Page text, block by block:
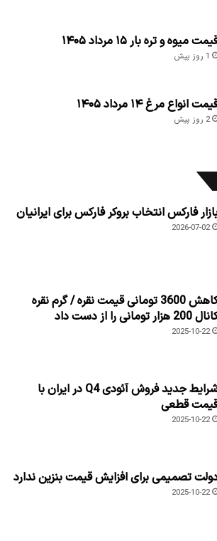
میوه و تره بار ۱۵ مرداد ۱۴۰۵
1 روز پیش
انواع مرغ ۱۴ مرداد ۱۴۰۵
2 روز پیش
فارکس انتخاب بروکر فارکس برای ایرانیان
2026-07-02
کاهش 3600 تومانی قیمت نقره / گرم نقره
هزار تومانی را از دست داد
2025-10-22
شرایط جدید فروش آئودی Q4 در ایران با
قطعی
2025-10-22
تصمیمی برای افزایش قیمت بنزین ندارد
2025-10-22